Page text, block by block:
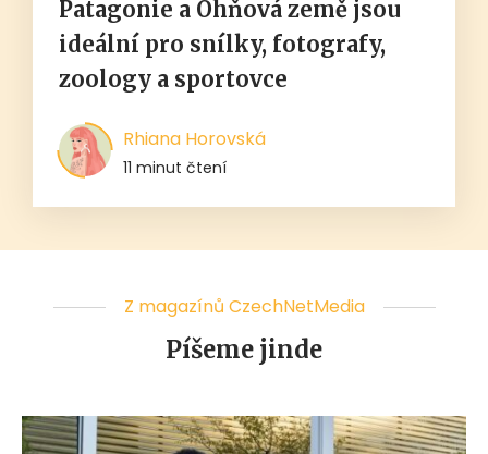
Patagonie a Ohňová země jsou
ideální pro snílky, fotografy,
zoology a sportovce
Rhiana Horovská
11 minut čtení
Z magazínů CzechNetMedia
Píšeme jinde